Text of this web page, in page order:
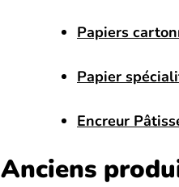
Papiers
Papier
Encreur
Anciens